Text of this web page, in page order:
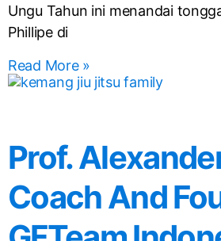
Ungu Tahun ini menandai
Phillipe di
Read More »
Prof.
Coach And